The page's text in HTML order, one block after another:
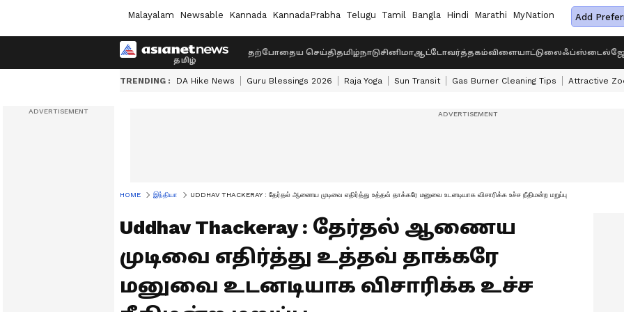
Malayalam Newsable Kannada KannadaPrabha Telugu Tamil Bangla Hindi Marathi MyNation Add
தற்போதைய செய்திதமிழ்நாடுசினிமாஆட்டோவர்த்தகம்விளையாட்டுலைஃப்ஸ்டைல்
TRENDING : DA Hike News Guru Blessings 2026 Raja Yoga Sun Transit Gas Burner Cleaning Tips Attractive
HOME இந்தியா UDDHAV THACKERAY : தேர்தல் ஆணைய முடிவை எதிர்த்து உத்தவ் தாக்கரே மனுவை உடனடியாக விசாரிக்க உச்ச நீதிமன்ற மறுப்பு
Uddhav Thackeray : தேர்தல் ஆணைய
முடிவை எதிர்த்து உத்தவ் தாக்கரே
மனுவை உடனடியாக விசாரிக்க உச்ச